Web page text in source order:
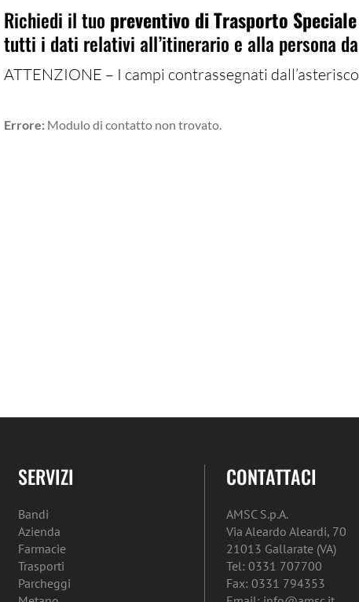
Richiedi il tuo preventivo di Trasporto Speciale
tutti i dati relativi all’itinerario e alla persona
ATTENZIONE – I campi contrassegnati
Errore: Modulo di contatto non trovato.
SERVIZI
Bandi
Azienda
Farmacie
Trasporti
Parcheggi
CONTATTACI
AMSC S.p.A.
Via Aleardo Aleardi, 70
21013 Gallarate (VA)
Tel: 0331 707700
Fax: 0331 794353